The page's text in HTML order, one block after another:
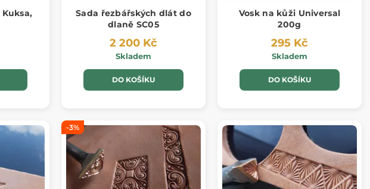
Kuksa,
Sada řezbářských dlát do
dlaně SC05
2 200 Kč
Skladem
DO KOŠÍKU
Vosk na kůži Universal
200g
295 Kč
Skladem
DO KOŠÍKU
-3%